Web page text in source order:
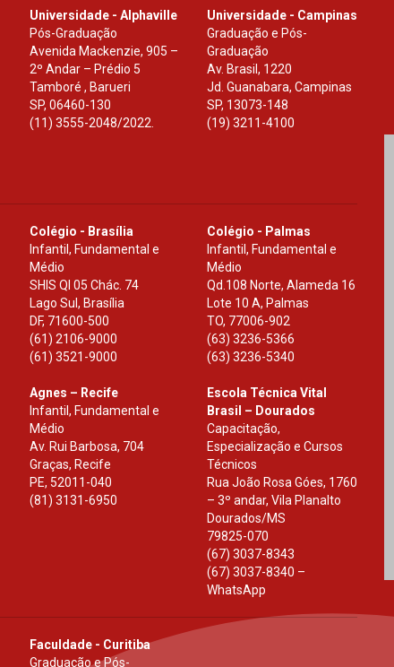
Universidade - Alphaville
Pós-Graduação
Avenida Mackenzie, 905 –
2º Andar – Prédio 5
Tamboré , Barueri
SP, 06460-130
(11) 3555-2048/2022.
Universidade - Campinas
Graduação e Pós-
Graduação
Av. Brasil, 1220
Jd. Guanabara, Campinas
SP, 13073-148
(19) 3211-4100
Colégio - Brasília
Infantil, Fundamental e
Médio
SHIS Ql 05 Chác. 74
Lago Sul, Brasília
DF, 71600-500
(61) 2106-9000
(61) 3521-9000
Colégio - Palmas
Infantil, Fundamental e
Médio
Qd.108 Norte, Alameda 16
Lote 10 A, Palmas
TO, 77006-902
(63) 3236-5366
(63) 3236-5340
Agnes – Recife
Infantil, Fundamental e
Médio
Av. Rui Barbosa, 704
Graças, Recife
PE, 52011-040
(81) 3131-6950
Escola Técnica Vital
Brasil – Dourados
Capacitação,
Especialização e Cursos
Técnicos
Rua João Rosa Góes, 1760
– 3º andar, Vila Planalto
Dourados/MS
79825-070
(67) 3037-8343
(67) 3037-8340 –
WhatsApp
Faculdade - Curitiba
Graduação e Pós-